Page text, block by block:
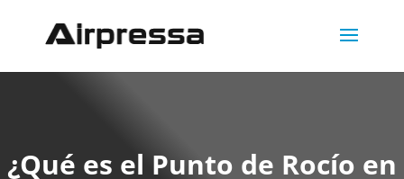
¿Qué es el Punto de Rocío en